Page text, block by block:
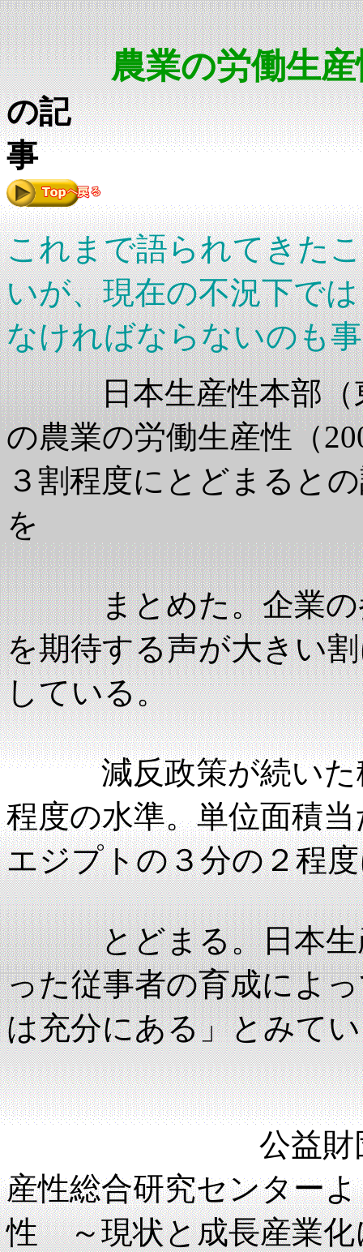
農業の労働生
の記
これまで語られてきた
いが、現在の不況下で
なければならないのも
日本生産性本部（東
の農業の労働生産性（
３割程度にとどまると
まとめた。企業の参
を期待する声が大きい
している。
減反政策が続いた稲
程度の水準。単位面積
エジプトの３分の２程
とどまる。日本生産
った従事者の育成によ
は充分にある」とみて
公益財団法人
産性総合研究センター
性 ～現状と成長産業化